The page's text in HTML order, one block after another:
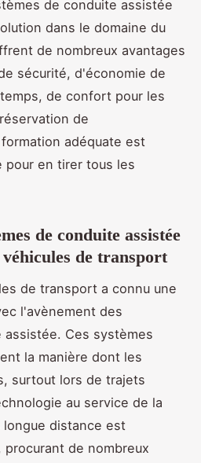
de conduite assistée
dans le domaine du
de nombreux avantages
sécurité, d'économie de
de confort pour les
de
adéquate est
pour en tirer tous les
de conduite assistée
de transport
de transport a connu une
l'avènement des
Ces systèmes
la manière dont les
surtout lors de trajets
au service de la
distance est
de nombreux